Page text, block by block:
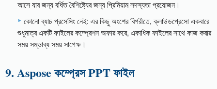
আসে যার জন্য বর্ধিত বৈশিষ্ট্যের জন্য প্রিমিয়াম সদস্যতা প্রয়োজন।
কোনো ব্যাচ প্রসেসিং নেই: এর কিছু অংশের বিপরীতে, ক্লাউডপ্রেসো একবারে
শুধুমাত্র একটি ফাইলের কম্প্রেশন অফার করে, একাধিক ফাইলের সাথে কাজ করার
সময় সম্ভাব্য সময় সাপেক্ষ।
9. Aspose কম্প্রেস PPT ফাইল